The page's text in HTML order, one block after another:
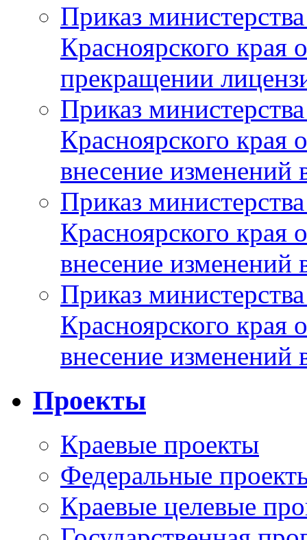
Приказ
Красноярского
прекращении
Приказ
Красноярского
внесение изменений
Приказ
Красноярского
внесение изменений
Приказ
Красноярского
внесение изменений
Проекты
Краевые проекты
Федеральные
Краевые целевые